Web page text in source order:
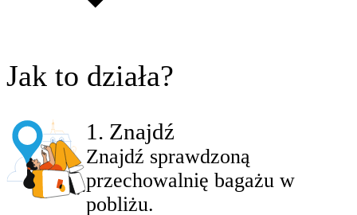
Jak to działa?
1 . Znajdź
Znajdź sprawdzoną
przechowalnię bagażu w
pobliżu.